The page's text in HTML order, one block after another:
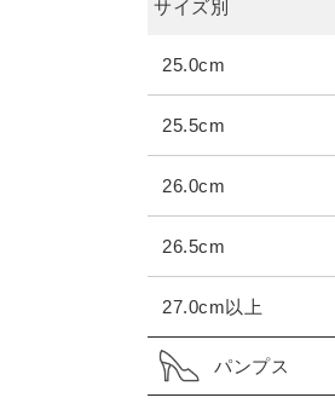
サイズ別
25.0cm
25.5cm
26.0cm
26.5cm
27.0cm以上
パンプス